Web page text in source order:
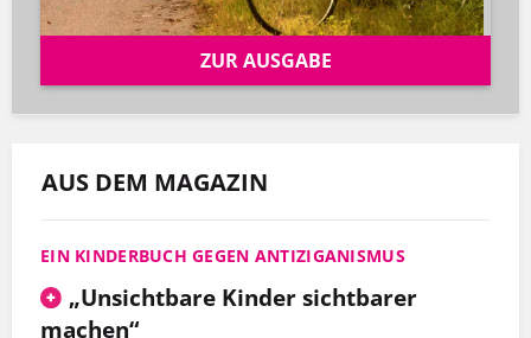
ZUR AUSGABE
AUS DEM MAGAZIN
EIN KINDERBUCH GEGEN ANTIZIGANISMUS
„Unsichtbare Kinder sichtbarer
machen“